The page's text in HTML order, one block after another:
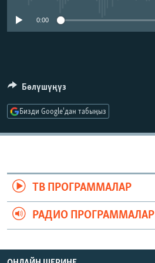
АЗАТТЫК+
ЭЕ/АРнун бардык сайттары
0:00
Бөлүшүңүз
Бизди Google'дан табыңыз
ТВ ПРОГРАММАЛАР
РАДИО ПРОГРАММАЛАР